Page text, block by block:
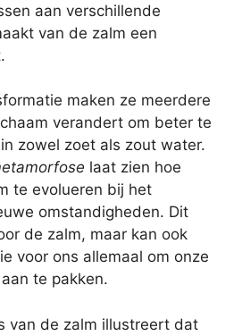
aan verschillende
van de zalm een
maken ze meerdere
verandert om beter te
zowel zoet als zout water.
laat zien hoe
te evolueren bij het
omstandigheden. Dit
de zalm, maar kan ook
voor ons allemaal om onze
te pakken.
van de zalm illustreert dat